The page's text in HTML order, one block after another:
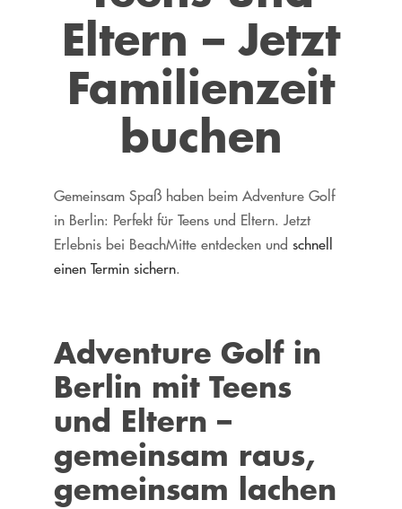
Eltern – Jetzt
Familienzeit
buchen
Gemeinsam Spaß haben beim Adventure Golf
in Berlin: Perfekt für Teens und Eltern. Jetzt
Erlebnis bei BeachMitte entdecken und schnell
einen Termin sichern.
Adventure Golf in
Berlin mit Teens
und Eltern –
gemeinsam raus,
gemeinsam lachen